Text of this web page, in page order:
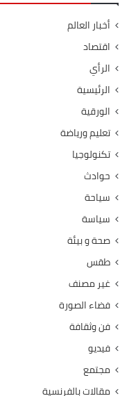
أخبار العالم
اقتصاد
الرأي
الرئيسية
الورقية
تعليم ورياضة
تكنولوجيا
حوادث
سياحة
سياسة
صحة و بيئة
طقس
غير مصنف
فضاء الصورة
فن وثقافة
فيديو
مجتمع
مقالات بالفرنسية